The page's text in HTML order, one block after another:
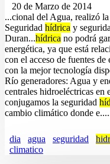
20 de Marzo de 2014
...cional del Agua, realizó
Seguridad hídrica y
Duran...hídrica no podrá
energética, ya que está
con el acceso de fuentes
con la mejor tecnología
Río generadores: Agua y
centrales hidroeléctricas en
conjugamos la seguridad
cambio climático donde
dia agua seguridad
climatico